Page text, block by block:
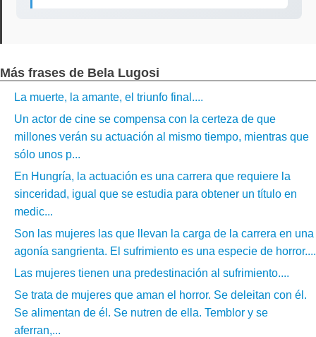
Más frases de Bela Lugosi
La muerte, la amante, el triunfo final....
Un actor de cine se compensa con la certeza de que
millones verán su actuación al mismo tiempo, mientras que
sólo unos p...
En Hungría, la actuación es una carrera que requiere la
sinceridad, igual que se estudia para obtener un título en
medic...
Son las mujeres las que llevan la carga de la carrera en una
agonía sangrienta. El sufrimiento es una especie de horror....
Las mujeres tienen una predestinación al sufrimiento....
Se trata de mujeres que aman el horror. Se deleitan con él.
Se alimentan de él. Se nutren de ella. Temblor y se
aferran,...